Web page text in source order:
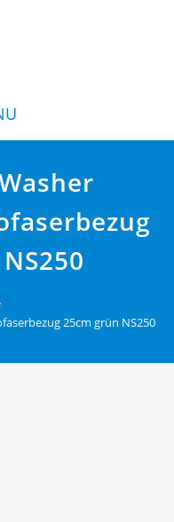
25cm grün NS250